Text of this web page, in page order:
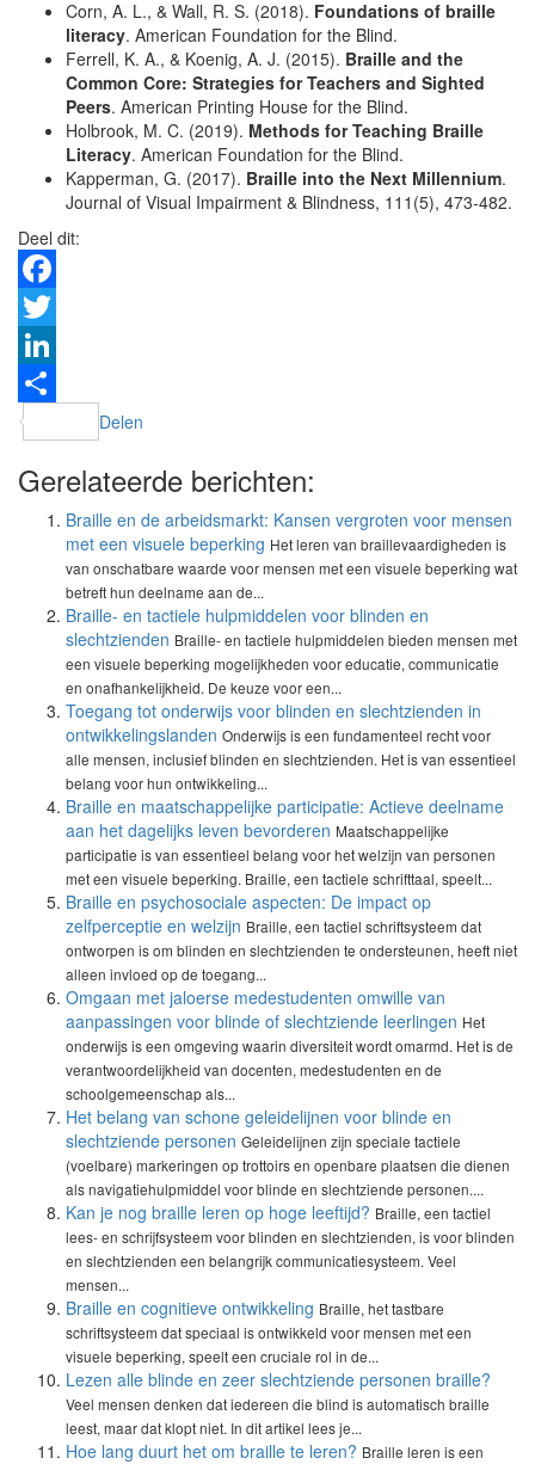
Corn, A. L., & Wall, R. S. (2018). Foundations of braille
literacy. American Foundation for the Blind.
Ferrell, K. A., & Koenig, A. J. (2015). Braille and the
Common Core: Strategies for Teachers and Sighted
Peers. American Printing House for the Blind.
Holbrook, M. C. (2019). Methods for Teaching Braille
Literacy. American Foundation for the Blind.
Kapperman, G. (2017). Braille into the Next Millennium.
Journal of Visual Impairment & Blindness, 111(5), 473-482.
Deel dit:
Facebook
Twitter
LinkedIn
Delen
Gerelateerde berichten:
Braille en de arbeidsmarkt: Kansen vergroten voor mensen
met een visuele beperking Het leren van braillevaardigheden is
van onschatbare waarde voor mensen met een visuele beperking wat
betreft hun deelname aan de...
Braille- en tactiele hulpmiddelen voor blinden en
slechtzienden Braille- en tactiele hulpmiddelen bieden mensen met
een visuele beperking mogelijkheden voor educatie, communicatie
en onafhankelijkheid. De keuze voor een...
Toegang tot onderwijs voor blinden en slechtzienden in
ontwikkelingslanden Onderwijs is een fundamenteel recht voor
alle mensen, inclusief blinden en slechtzienden. Het is van essentieel
belang voor hun ontwikkeling...
Braille en maatschappelijke participatie: Actieve deelname
aan het dagelijks leven bevorderen Maatschappelijke
participatie is van essentieel belang voor het welzijn van personen
met een visuele beperking. Braille, een tactiele schrifttaal, speelt...
Braille en psychosociale aspecten: De impact op
zelfperceptie en welzijn Braille, een tactiel schriftsysteem dat
ontworpen is om blinden en slechtzienden te ondersteunen, heeft niet
alleen invloed op de toegang...
Omgaan met jaloerse medestudenten omwille van
aanpassingen voor blinde of slechtziende leerlingen Het
onderwijs is een omgeving waarin diversiteit wordt omarmd. Het is de
verantwoordelijkheid van docenten, medestudenten en de
schoolgemeenschap als...
Het belang van schone geleidelijnen voor blinde en
slechtziende personen Geleidelijnen zijn speciale tactiele
(voelbare) markeringen op trottoirs en openbare plaatsen die dienen
als navigatiehulpmiddel voor blinde en slechtziende personen....
Kan je nog braille leren op hoge leeftijd? Braille, een tactiel
lees- en schrijfsysteem voor blinden en slechtzienden, is voor blinden
en slechtzienden een belangrijk communicatiesysteem. Veel
mensen...
Braille en cognitieve ontwikkeling Braille, het tastbare
schriftsysteem dat speciaal is ontwikkeld voor mensen met een
visuele beperking, speelt een cruciale rol in de...
Lezen alle blinde en zeer slechtziende personen braille?
Veel mensen denken dat iedereen die blind is automatisch braille
leest, maar dat klopt niet. In dit artikel lees je...
Hoe lang duurt het om braille te leren? Braille leren is een